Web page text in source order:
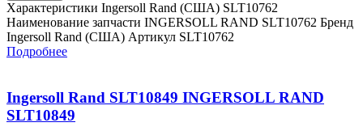
Характеристики Ingersoll Rand (США) SLT10762
Наименование запчасти INGERSOLL RAND SLT10762 Бренд
Ingersoll Rand (США) Артикул SLT10762
Подробнее
Ingersoll Rand SLT10849 INGERSOLL RAND
SLT10849